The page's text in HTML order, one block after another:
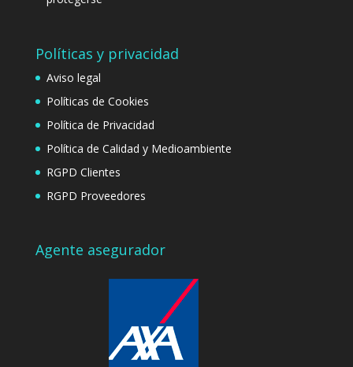
Políticas y privacidad
Aviso legal
Políticas de Cookies
Política de Privacidad
Política de Calidad y Medioambiente
RGPD Clientes
RGPD Proveedores
Agente asegurador